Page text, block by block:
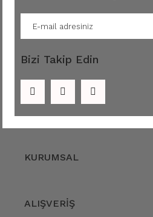
Bizi Takip Edin
KURUMSAL
ALIŞVERİŞ